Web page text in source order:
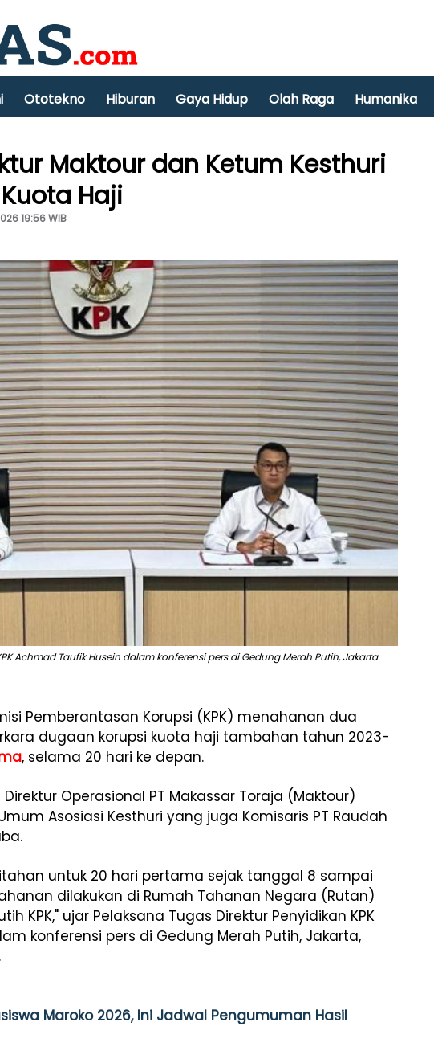
Ototekno Hiburan Gaya Hidup Olah Raga Humanika
Maktour dan Ketum Kesthuri
Haji
19:56 WIB
Achmad Taufik Husein dalam konferensi pers di Gedung Merah Putih, Jakarta.
Pemberantasan Korupsi (KPK) menahanan dua
dugaan korupsi kuota haji tambahan tahun 2023-
, selama 20 hari ke depan.
Operasional PT Makassar Toraja (Maktour)
Asosiasi Kesthuri yang juga Komisaris PT Raudah
untuk 20 hari pertama sejak tanggal 8 sampai
dilakukan di Rumah Tahanan Negara (Rutan)
KPK," ujar Pelaksana Tugas Direktur Penyidikan KPK
konferensi pers di Gedung Merah Putih, Jakarta,
Maroko 2026, Ini Jadwal Pengumuman Hasil